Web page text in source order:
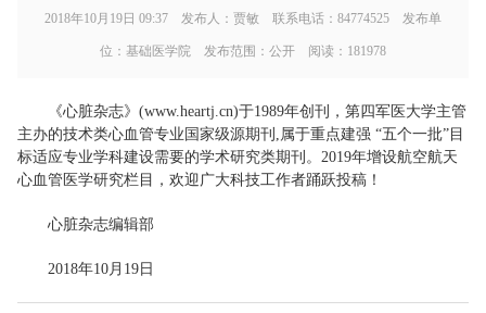
2018年10月19日 09:37 发布人：贾敏 联系电话：84774525 发布单
位：基础医学院 发布范围：公开 阅读： 181978
《心脏杂志》(www.heartj.cn)于1989年创刊，第四军医大学主管
主办的技术类心血管专业国家级源期刊,属于重点建强 “五个一批”目
标适应专业学科建设需要的学术研究类期刊。2019年增设航空航天
心血管医学研究栏目，欢迎广大科技工作者踊跃投稿！
心脏杂志编辑部
2018年10月19日